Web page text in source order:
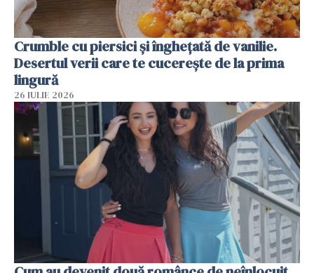
Crumble cu piersici și înghețată de vanilie.
Desertul verii care te cucerește de la prima
lingură
26 IULIE 2026